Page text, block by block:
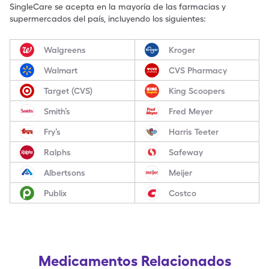
SingleCare se acepta en la mayoría de las farmacias y
supermercados del país, incluyendo los siguientes:
Walgreens Kroger
Walmart CVS Pharmacy
Target (CVS) King Scoopers
Smith’s Fred Meyer
Fry’s Harris Teeter
Ralphs Safeway
Albertsons Meijer
Publix Costco
Medicamentos Relacionados